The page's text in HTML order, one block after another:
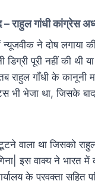
राहुल गांधी कांग्रेस
ने दोष लगाया की
पूरी नहीं की थी
राहुल गाँधी के कानूनी
भी भेजा था, जिसके
वाला था जिसको
इस वाक्य ने भारत में
के प्रवक्ता सहित